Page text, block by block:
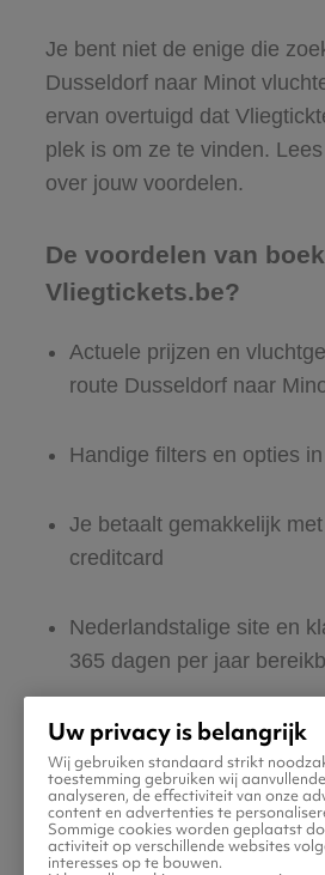
Je bent niet de enige die
Dusseldorf naar Minot
ervan overtuigd dat
plek is om ze te vinden.
over jouw voordelen.
De voordelen van
Vliegtickets.be?
Actuele prijzen en
route Dusseldorf naar
Handige filters en opties
Je betaalt gemakkelijk
creditcard
Nederlandstalige site en
365 dagen per jaar
Zeker van veilig boeken en
Boek ook direct een hotel
in Minot
Uw privacy is belangrijk
Wij gebruiken standaard strikt
toestemming gebruiken wij
analyseren, de effectiviteit van onze
content en advertenties te
Sommige cookies worden geplaatst
activiteit op verschillende websites
interesses op te bouwen.